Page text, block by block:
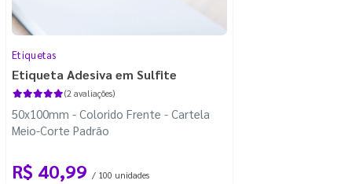
Etiquetas
Etiqueta Adesiva em Sulfite
(2 avaliações)
50x100mm - Colorido Frente - Cartela
Meio-Corte Padrão
R$ 40,99 / 100 unidades